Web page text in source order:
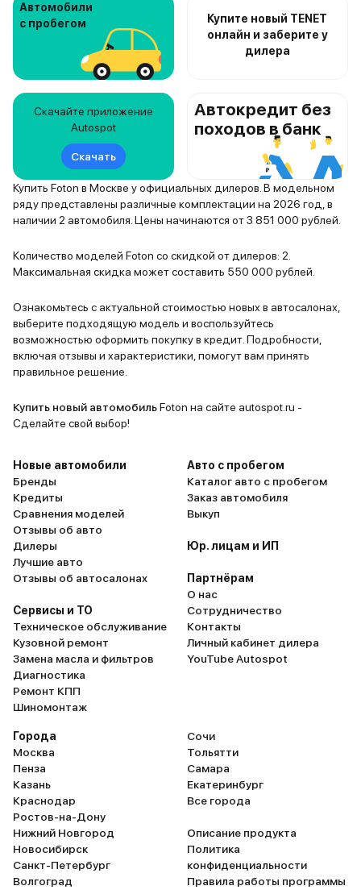
Автомобили
с пробегом
Купите новый TENET
онлайн и заберите у
дилера
Скачайте приложение
Autospot
Скачать
Автокредит без
походов в банк
Купить Foton в Москве у официальных дилеров. В модельном
ряду представлены различные комплектации на 2026 год, в
наличии 2 автомобиля. Цены начинаются от 3 851 000 рублей.
Количество моделей Foton со скидкой от дилеров: 2.
Максимальная скидка может составить 550 000 рублей.
Ознакомьтесь с актуальной стоимостью новых в автосалонах,
выберите подходящую модель и воспользуйтесь
возможностью оформить покупку в кредит. Подробности,
включая отзывы и характеристики, помогут вам принять
правильное решение.
Купить новый автомобильFoton на сайте autospot.ru -
Сделайте свой выбор!
Новые автомобили
Бренды
Кредиты
Сравнения моделей
Отзывы об авто
Дилеры
Лучшие авто
Отзывы об автосалонах
Сервисы и ТО
Техническое обслуживание
Кузовной ремонт
Замена масла и фильтров
Диагностика
Ремонт КПП
Шиномонтаж
Авто с пробегом
Каталог авто с пробегом
Заказ автомобиля
Выкуп
Юр. лицам и ИП
Партнёрам
О нас
Сотрудничество
Контакты
Личный кабинет дилера
YouTube Autospot
Города
Москва
Пенза
Казань
Краснодар
Ростов-на-Дону
Нижний Новгород
Новосибирск
Санкт-Петербург
Волгоград
Сочи
Тольятти
Самара
Екатеринбург
Все города
Описание продукта
Политика
конфиденциальности
Правила работы программы